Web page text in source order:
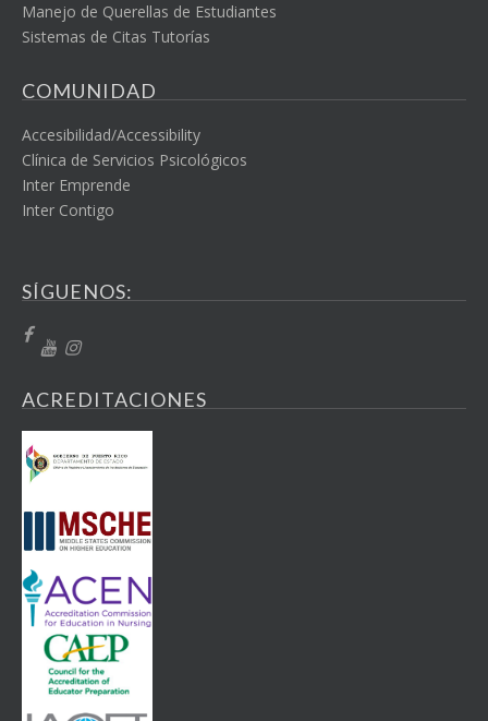
Manejo de Querellas de Estudiantes
Sistemas de Citas Tutorías
COMUNIDAD
Accesibilidad/Accessibility
Clínica de Servicios Psicológicos
Inter Emprende
Inter Contigo
SÍGUENOS:
ACREDITACIONES